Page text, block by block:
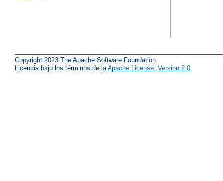
Copyright 2023 The Apache Software Foundation.
Licencia bajo los términos de la Apache License, Version 2.0